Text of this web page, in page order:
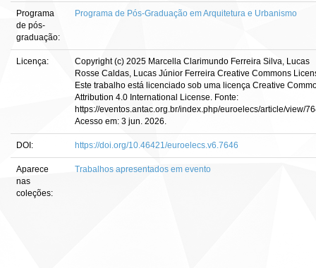
Programa
de pós-
graduação:
Programa de Pós-Graduação em Arquitetura e Urbanismo
Licença:
Copyright (c) 2025 Marcella Clarimundo Ferreira Silva, Lucas
Rosse Caldas, Lucas Júnior Ferreira Creative Commons
Este trabalho está licenciado sob uma licença Creative
Attribution 4.0 International License. Fonte:
https://eventos.antac.org.br/index.php/euroelecs/article/view/
Acesso em: 3 jun. 2026.
DOI: https://doi.org/10.46421/euroelecs.v6.7646
Aparece
nas
coleções:
Trabalhos apresentados em evento